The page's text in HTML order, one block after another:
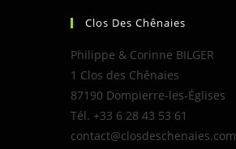
Clos Des Chênaies
Philippe & Corinne BILGER
1 Clos des Chênaies
87190 Dompierre-les-Églises
Tél. +33 6 28 43 53 61
contact@closdeschenaies.com